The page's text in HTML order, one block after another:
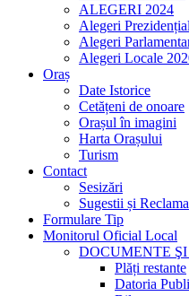
ALEGERI 2024
Alegeri
Alegeri
Alegeri Locale
Oraș
Date Istorice
Cetățeni de onoare
Orașul în imagini
Harta Orașului
Turism
Contact
Sesizări
Sugestii și
Formulare Tip
Monitorul Oficial Local
DOCUMENTE
Plăți restante
Datoria